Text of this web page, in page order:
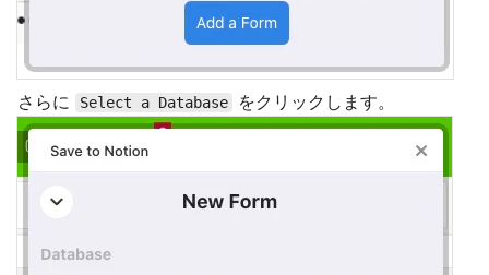
さらに Select a Database をクリックします。